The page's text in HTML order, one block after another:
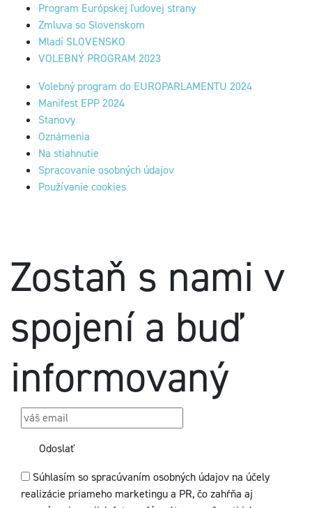
Program Európskej ľudovej strany
Zmluva so Slovenskom
Mladí SLOVENSKO
VOLEBNÝ PROGRAM 2023
Volebný program do EUROPARLAMENTU 2024
Manifest EPP 2024
Stanovy
Oznámenia
Na stiahnutie
Spracovanie osobných údajov
Používanie cookies
Zostaň s nami v
spojení a buď
informovaný
Odoslať
Súhlasím so spracúvaním osobných údajov na účely
realizácie priameho marketingu a PR, čo zahŕňa aj